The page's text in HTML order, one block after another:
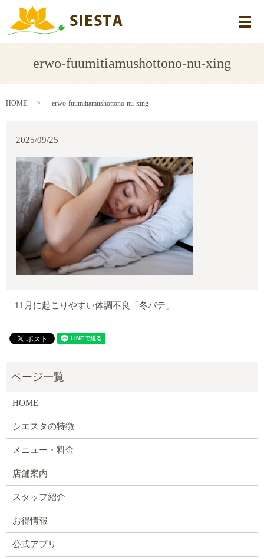
メ
erwo-fuumitiamushottono-nu-xing
HOME erwo-fuumitiamushottono-nu-xing
2025/09/25
11月に起こりやすい体調不良「冬バテ」
HOME
シエスタの特徴
メニュー・料金
店舗案内
スタッフ紹介
お得情報
公式アプリ